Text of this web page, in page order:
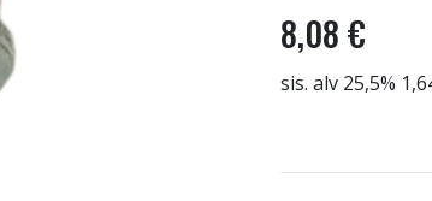
8,08 €
sis. alv 25,5%